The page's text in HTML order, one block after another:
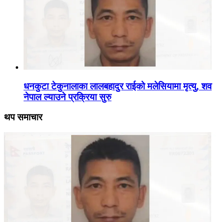
धनकुटा टेकुनालाका लालबहादुर राईको मलेसियामा मृत्यु, शव
नेपाल ल्याउने प्रक्रिया सुरु
थप समाचार